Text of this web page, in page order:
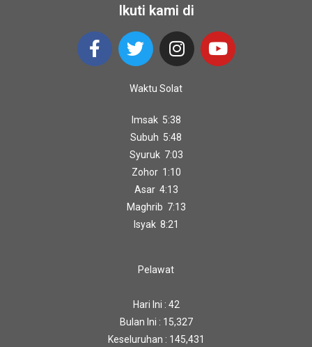
Ikuti kami di
Waktu Solat
Imsak 5:38
Subuh 5:48
Syuruk 7:03
Zohor 1:10
Asar 4:13
Maghrib 7:13
Isyak 8:21
Pelawat
Hari Ini : 42
Bulan Ini : 15,327
Keseluruhan : 145,431